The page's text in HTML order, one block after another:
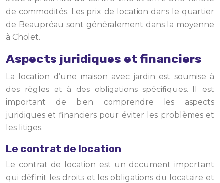
de commodités. Les prix de location dans le quartier
de Beaupréau sont généralement dans la moyenne
à Cholet.
Aspects juridiques et financiers
La location d’une maison avec jardin est soumise à
des règles et à des obligations spécifiques. Il est
important de bien comprendre les aspects
juridiques et financiers pour éviter les problèmes et
les litiges.
Le contrat de location
Le contrat de location est un document important
qui définit les droits et les obligations du locataire et